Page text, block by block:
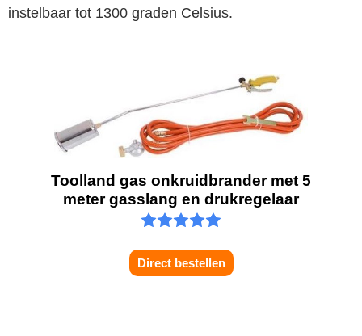
instelbaar tot 1300 graden Celsius.
Toolland gas onkruidbrander met 5
meter gasslang en drukregelaar
Direct bestellen